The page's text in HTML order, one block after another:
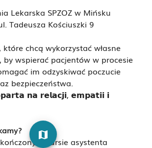
Lekarska SPZOZ w Mińsku
Tadeusza Kościuszki 9
które chcą wykorzystać własne
by wspierać pacjentów w procesie
im odzyskiwać poczucie
bezpieczeństwa.
𝗻𝗮 𝗿𝗲𝗹𝗮𝗰𝗷𝗶, 𝗲𝗺𝗽𝗮𝘁𝗶𝗶 𝗶
kursie asystenta
map